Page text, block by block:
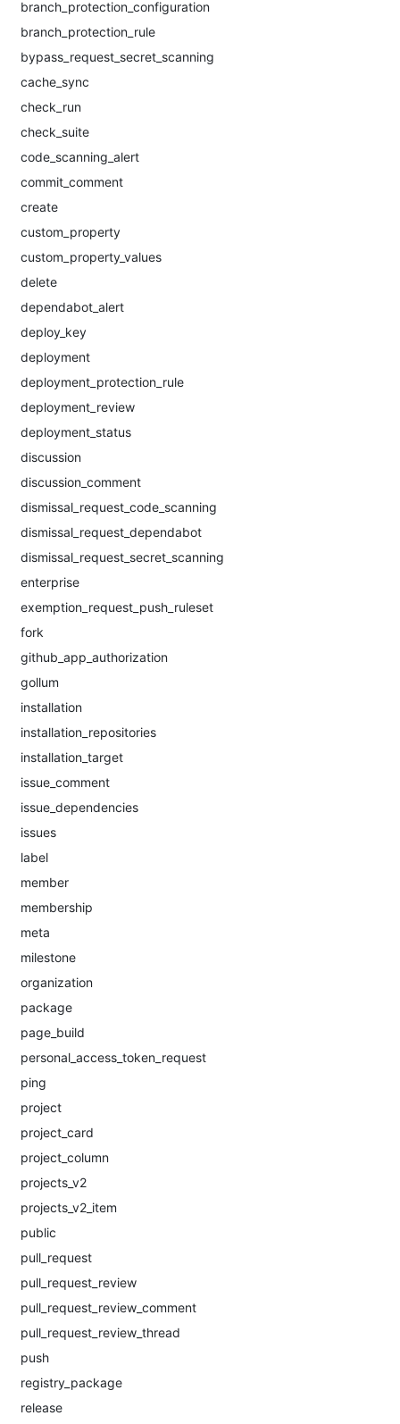
branch_protection_configuration
branch_protection_rule
bypass_request_secret_scanning
cache_sync
check_run
check_suite
code_scanning_alert
commit_comment
create
custom_property
custom_property_values
delete
dependabot_alert
deploy_key
deployment
deployment_protection_rule
deployment_review
deployment_status
discussion
discussion_comment
dismissal_request_code_scanning
dismissal_request_dependabot
dismissal_request_secret_scanning
enterprise
exemption_request_push_ruleset
fork
github_app_authorization
gollum
installation
installation_repositories
installation_target
issue_comment
issue_dependencies
issues
label
member
membership
meta
milestone
organization
package
page_build
personal_access_token_request
ping
project
project_card
project_column
projects_v2
projects_v2_item
public
pull_request
pull_request_review
pull_request_review_comment
pull_request_review_thread
push
registry_package
release